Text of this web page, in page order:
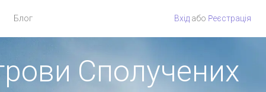
Блог Вхід або Pеєстрація
Сполучених